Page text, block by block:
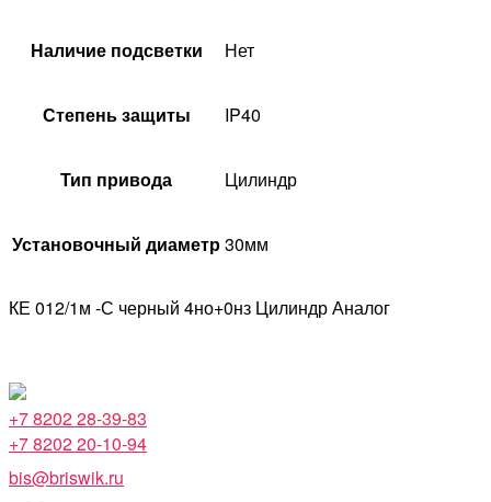
Наличие подсветки Нет
Степень защиты IP40
Тип привода Цилиндр
Установочный диаметр30мм
КЕ 012/1м -С черный 4но+0нз Цилиндр Аналог
+7 8202 28-39-83
+7 8202 20-10-94
bis@briswik.ru